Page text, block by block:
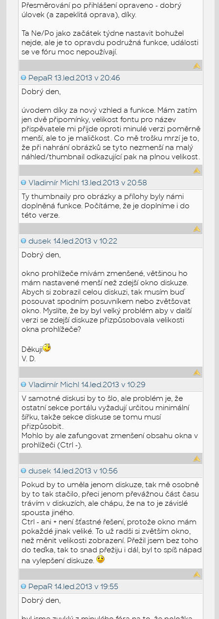
Přesměrování po přihlášení opraveno - dobrý
úlovek (a zapeklitá oprava), díky.
Ta Ne/Po jako začátek týdne nastavit bohužel
nejde, ale je to opravdu podružná funkce, události
se ve fóru moc nepoužívají.
PepaR 13.led.2013 v 20:46
Dobrý den,
úvodem díky za nový vzhled a funkce. Mám zatím
jen dvě připomínky, velikost fontu pro název
přispěvatele mi přijde oproti minulé verzi poměrně
menší, ale to je maličkost. Co mě trošku mrzí je to,
že při nahrání obrázků se tyto nezmenší na malý
náhled/thumbnail odkazující pak na plnou velikost.
Vladimír Michl 13.led.2013 v 20:58
Ty thumbnaily pro obrázky a přílohy byly námi
doplněná funkce. Počítáme, že je doplníme i do
této verze.
dusek 14.led.2013 v 10:22
Dobrý den,
okno prohlížeče mívám zmenšené, většinou ho
mám nastavené menší než zdejší okno diskuze.
Abych si zobrazil celou diskuzi, tak musím buď
posouvat spodním posuvníkem nebo zvětšovat
okno. Myslíte, že by byl velký problém aby v další
verzi se zdejší diskuze přizpůsobovala velikosti
okna prohlížeče?
Děkuji
V. D.
Vladimír Michl 14.led.2013 v 10:29
V samotné diskusi by to šlo, ale problém je, že
ostatní sekce portálu vyžadují určitou minimální
šířku, takže sekce diskuse se tomu musí
přizpůsobit.
Mohlo by ale zafungovat zmenšení obsahu okna v
prohlížeči (Ctrl -).
dusek 14.led.2013 v 10:56
Pokud by to uměla jenom diskuze, tak mě osobně
by to tak stačilo, přeci jenom převážnou část času
trávím v diskuzích, ale chápu, že na to je závislé
spousta jiného.
Ctrl - ani + není šťastné řešení, protože okno mám
pokaždé jinak veliké. To už radši si zvětším okno,
než měnit velikosti zobrazení. Přežil jsem bez toho
do teďka, tak to snad přežiju i dál, byl to spíš nápad
na vylepšení diskuze.
PepaR 14.led.2013 v 19:55
Dobrý den,